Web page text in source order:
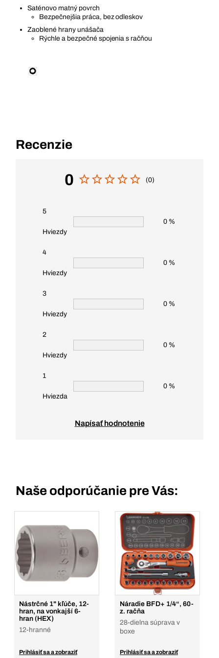
Saténovo matný povrch
Bezpečnejšia práca, bez odleskov
Zaoblené hrany unášača
Rýchle a bezpečné spojenia s račňou
Recenzie
0 (0)
5
Hviezdy
0 %
4
Hviezdy
0 %
3
Hviezdy
0 %
2
Hviezdy
0 %
1
Hviezda
0 %
Napísať hodnotenie
Naše odporúčanie pre Vás:
Nástrčné 1" kľúče, 12-
hran, na vonkajší 6-
hran (HEX)
12-hranné
Prihlásiť sa a zobraziť
Náradie BFD+ 1/4“, 60-
z. račňa
28-dielna súprava v
boxe
Prihlásiť sa a zobraziť